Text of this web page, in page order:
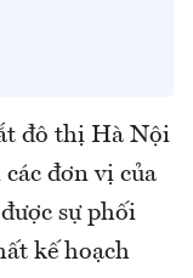
đô thị Hà Nội
đơn vị của
sự phối
kế hoạch